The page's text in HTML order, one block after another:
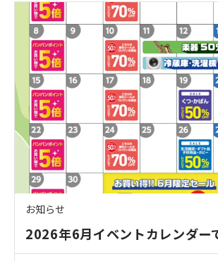
お知らせ
2026年6月イベントカレンダー